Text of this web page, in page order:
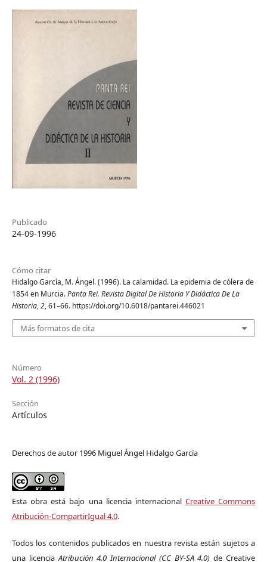
Publicado
24-09-1996
Cómo citar
Hidalgo García, M. Ángel. (1996). La calamidad. La epidemia de cólera de
1854 en Murcia.Panta Rei. Revista Digital De Historia Y Didáctica De La
Historia,2, 61–66. https://doi.org/10.6018/pantarei.446021
Más formatos de cita
Número
Vol. 2 (1996)
Sección
Artículos
Derechos de autor 1996 Miguel Ángel Hidalgo García
Esta obra está bajo una licencia internacional Creative Commons
Atribución-CompartirIgual 4.0.
Todos los contenidos publicados en nuestra revista están sujetos a
una licenciaAtribución 4.0 Internacional (CC BY-SA 4.0) de Creative